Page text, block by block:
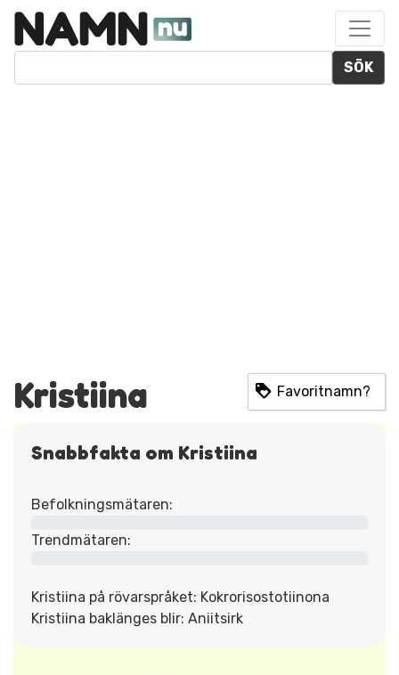
SÖK
Kristiina Favoritnamn?
Snabbfakta om Kristiina
Befolkningsmätaren:
Trendmätaren:
Kristiina på rövarspråket: Kokrorisostotiinona
Kristiina baklänges blir: Aniitsirk